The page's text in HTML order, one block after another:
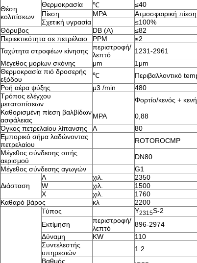
Θέση
κολπίσκων
Θερμοκρασία ℃
≤40
Πίεση
MPA
Ατμοσφαιρική πίεση
Σχετική υγρασία
≤100%
Θόρυβος
DB (Α)
≤82
Περιεκτικότητα σε πετρέλαιο
PPM
≤2
Ταχύτητα στροφέων κίνησης
περιστροφή/
λεπτό
1231-2961
Μέγεθος μορίων σκόνης
μm
1μm
Θερμοκρασία πιό δροσερής
εξόδου
℃
Περιβαλλοντικό
Ροή αέρα ψύξης
μ3 /min
480
Τρόπος ελέγχου
μετατοπίσεων
Φορτίο/κενός +
Καθορισμένη πίεση βαλβίδων
ασφάλειας
MPA 0,88
Όγκος πετρελαίου λίπανσης
Λ
80
Εμπορικό σήμα λαδώνοντας
πετρελαίου
ROTOROCMP
Μέγεθος σύνδεσης οπής
αερισμού
DN80
Μέγεθος σύνδεσης αγωγών
G1
Διάσταση
Λ χιλ.
2350
W
χιλ.
1500
Χ
χιλ.
1760
Καθαρό βάρος
κλ 2200
Τύπος Υ2315S-2
Εκτίμηση
περιστροφή/
λεπτό
896-2974
Δύναμη
KW
110
Συντελεστής
υπηρεσιών
1.2
Βαθμός